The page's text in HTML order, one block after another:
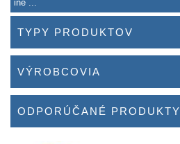
iné ...
TYPY PRODUKTOV
VÝROBCOVIA
ODPORÚČANÉ PRODUKTY